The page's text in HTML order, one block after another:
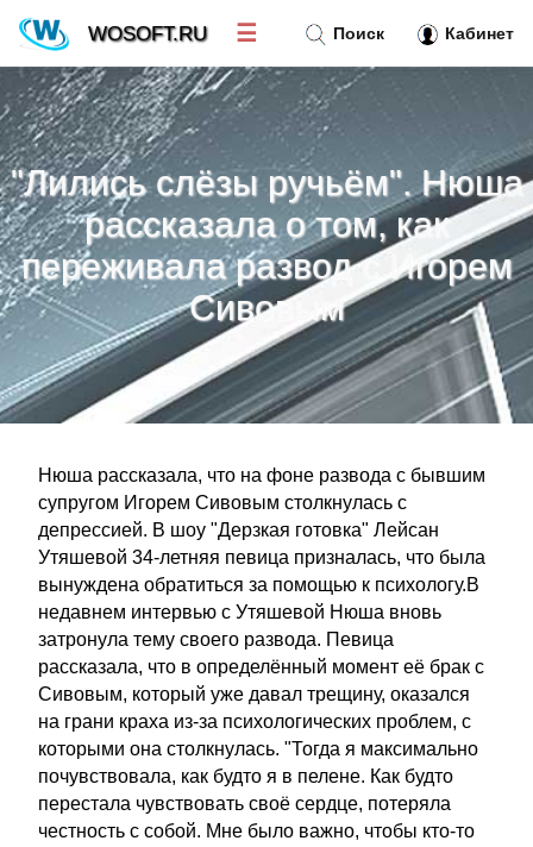
"Лились слёзы ручьём". Нюша
рассказала о том, как
переживала развод с Игорем
Сивовым
Нюша рассказала, что на фоне развода с бывшим
супругом Игорем Сивовым столкнулась с
депрессией. В шоу "Дерзкая готовка" Лейсан
Утяшевой 34-летняя певица призналась, что была
вынуждена обратиться за помощью к психологу.В
недавнем интервью с Утяшевой Нюша вновь
затронула тему своего развода. Певица
рассказала, что в определённый момент её брак с
Сивовым, который уже давал трещину, оказался
на грани краха из-за психологических проблем, с
которыми она столкнулась. "Тогда я максимально
почувствовала, как будто я в пелене. Как будто
перестала чувствовать своё сердце, потеряла
честность с собой. Мне было важно, чтобы кто-то
Поиск Кабинет
WOSOFT.RU ☰
Новости»
Тренд новостей»
Рубрики»
Правила»
Контакт